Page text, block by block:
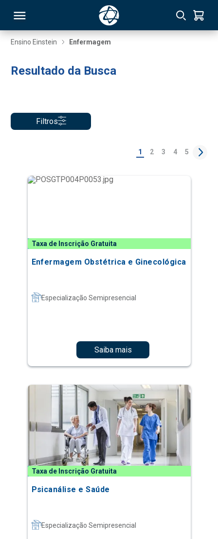
Ensino Einstein Enfermagem
Resultado da Busca
Filtros
1 2 3 4 5
Taxa de Inscrição Gratuita
Enfermagem Obstétrica e Ginecológica
Especialização Semipresencial
Saiba mais
Taxa de Inscrição Gratuita
Psicanálise e Saúde
Especialização Semipresencial